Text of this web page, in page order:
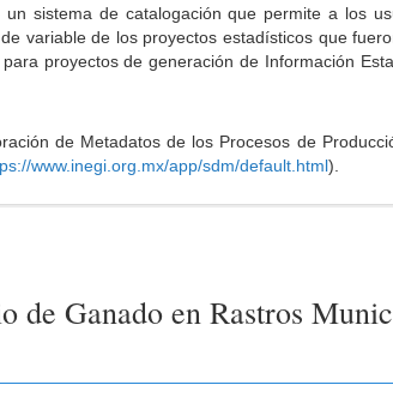
sistema de catalogación que permite a los
variable de los proyectos estadísticos que
proyectos de generación de Información
de Metadatos de los Procesos de
www.inegi.org.mx/app/sdm/default.html).
de Ganado en Rastros